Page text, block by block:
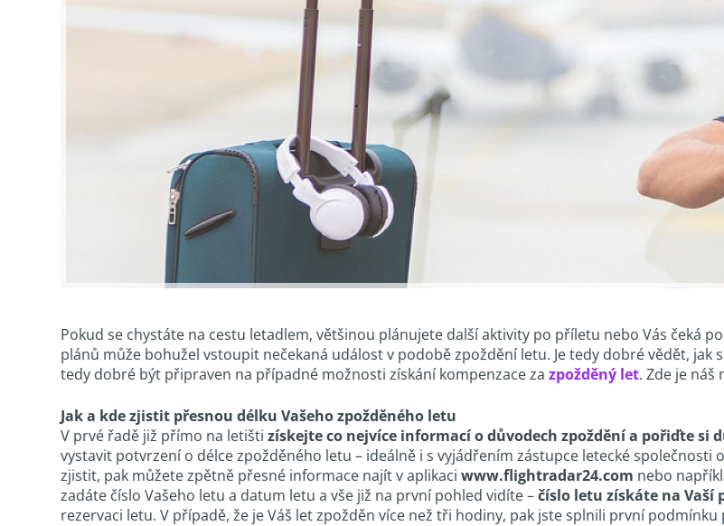
Pokud se chystáte na cestu letadlem, většinou plánujete další aktivity po příletu nebo Vás čeká
plánů může bohužel vstoupit nečekaná událost v podobě zpoždění letu. Je tedy dobré vědět, jak
tedy dobré být připraven na případné možnosti získání kompenzace za zpožděný let. Zde je náš
Jak a kde zjistit přesnou délku Vašeho zpožděného letu
V prvé řadě již přímo na letišti získejte co nejvíce informací o důvodech zpoždění a pořiďte si
vystavit potvrzení o délce zpožděného letu – ideálně i s vyjádřením zástupce letecké
zjistit, pak můžete zpětně přesné informace najít v aplikaci www.flightradar24.com nebo
zadáte číslo Vašeho letu a datum letu a vše již na první pohled vidíte –číslo letu získáte na Vaší
rezervaci letu. V případě, že je Váš let zpožděn více než tři hodiny, pak jste splnili první